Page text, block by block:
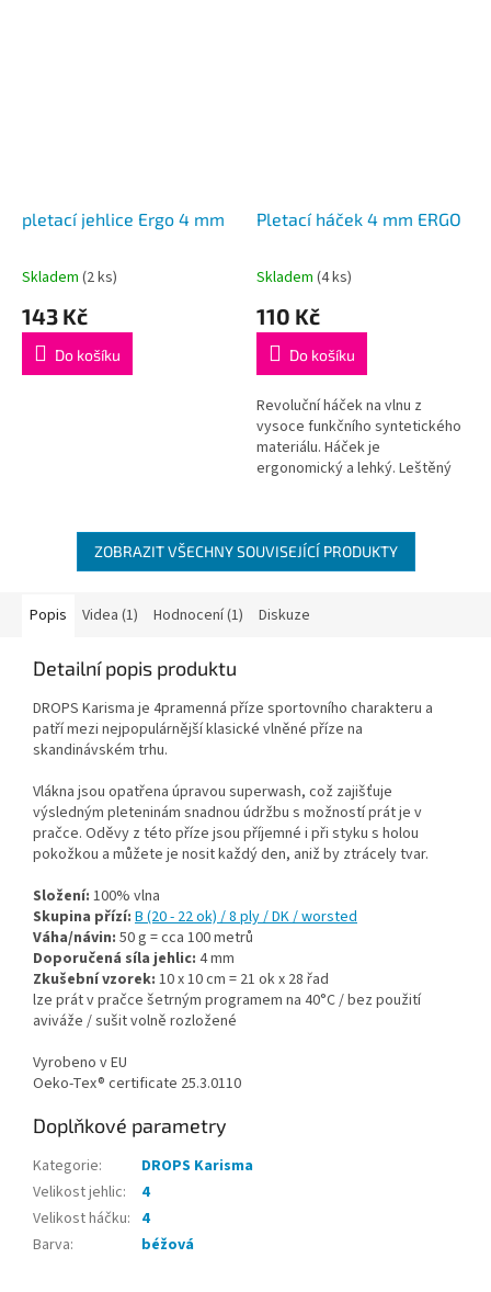
pletací jehlice Ergo 4 mm
Průměrné
produktu
5,0
Skladem (2 ks)
143 Kč
Do košíku
Pletací háček 4 mm ERGO
Průměrné
produktu
5,0
5
hvězdiček.
Skladem (4 ks)
110 Kč
Do košíku
Revoluční háček na vlnu z
vysoce funkčního syntetického
materiálu. Háček je
ergonomický a lehký. Leštěný
příjemná na...
ZOBRAZIT VŠECHNY SOUVISEJÍCÍ PRODUKTY
Popis Videa (1) Hodnocení (1) Diskuze
Detailní popis produktu
DROPS Karisma je 4pramenná příze sportovního charakteru a
patří mezi nejpopulárnější klasické vlněné příze na
skandinávském trhu.
Vlákna jsou opatřena úpravou superwash, což zajišťuje
výsledným pleteninám snadnou údržbu s možností prát je v
pračce. Oděvy z této příze jsou příjemné i při styku s holou
pokožkou a můžete je nosit každý den, aniž by ztrácely tvar.
Složení: 100% vlna
Skupina přízí: B (20 - 22 ok) / 8 ply / DK / worsted
Váha/návin: 50 g = cca 100 metrů
Doporučená síla jehlic: 4 mm
Zkušební vzorek: 10 x 10 cm = 21 ok x 28 řad
lze prát v pračce šetrným programem na 40°C / bez použití
aviváže / sušit volně rozložené
Vyrobeno v EU
Oeko-Tex® certificate 25.3.0110
Doplňkové parametry
Kategorie:
DROPS Karisma
Velikost jehlic:
4
Velikost háčku: 4
Barva: béžová